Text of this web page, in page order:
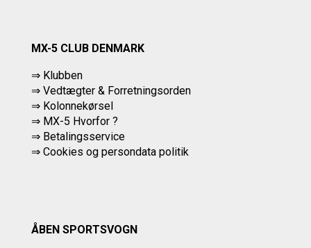
MX-5 CLUB DENMARK
⇒ Klubben
⇒ Vedtægter & Forretningsorden
⇒ Kolonnekørsel
⇒ MX-5 Hvorfor ?
⇒ Betalingsservice
⇒ Cookies og persondata politik
ÅBEN SPORTSVOGN